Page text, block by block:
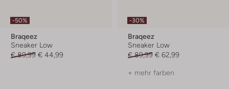
-50%
Braqeez
Sneaker Low
€ 89,99 € 44,99
-30%
Braqeez
Sneaker Low
€ 89,99 € 62,99
+ mehr farben